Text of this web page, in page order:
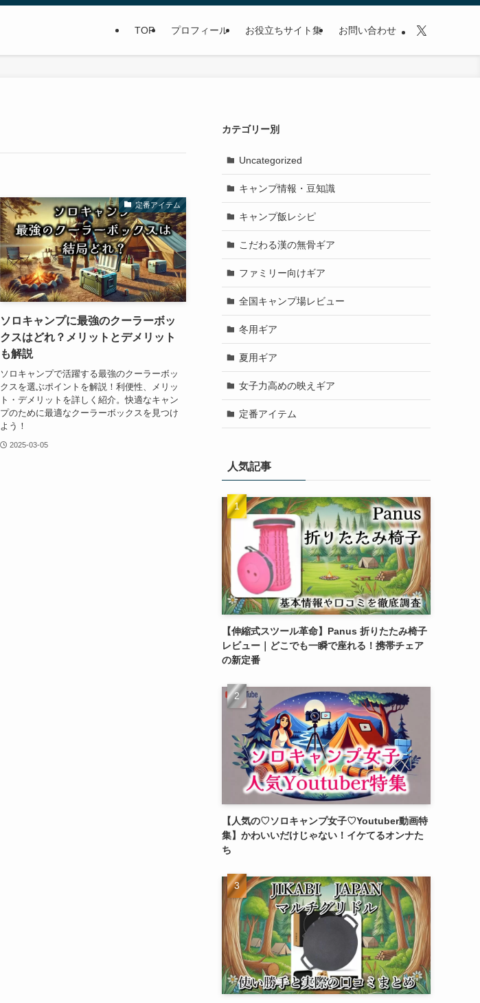
TOP プロフィール お役立ちサイト集 お問い合わせ
定番アイテム
ソロキャンプに最強のクーラーボッ
クスはどれ？メリットとデメリット
も解説
ソロキャンプで活躍する最強のクーラーボッ
クスを選ぶポイントを解説！利便性、メリッ
ト・デメリットを詳しく紹介。快適なキャン
プのために最適なクーラーボックスを見つけ
よう！
2025-03-05
カテゴリー別
Uncategorized
キャンプ情報・豆知識
キャンプ飯レシピ
こだわる漢の無骨ギア
ファミリー向けギア
全国キャンプ場レビュー
冬用ギア
夏用ギア
女子力高めの映えギア
定番アイテム
人気記事
【伸縮式スツール革命】Panus 折りたたみ椅子
レビュー｜どこでも一瞬で座れる！携帯チェア
の新定番
【人気の♡ソロキャンプ女子♡Youtuber動画特
集】かわいいだけじゃない！イケてるオンナた
ち